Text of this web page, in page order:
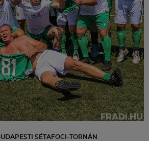
SÉTAFOCI-TORNÁN